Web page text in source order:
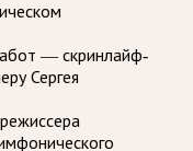
— скринлайф-
Сергея